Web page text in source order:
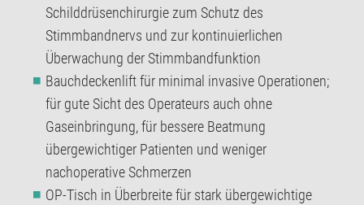
Schilddrüsenchirurgie zum Schutz des
Stimmbandnervs und zur kontinuierlichen
Überwachung der Stimmbandfunktion
Bauchdeckenlift für minimal invasive Operationen;
für gute Sicht des Operateurs auch ohne
Gaseinbringung, für bessere Beatmung
übergewichtiger Patienten und weniger
nachoperative Schmerzen
OP-Tisch in Überbreite für stark übergewichtige